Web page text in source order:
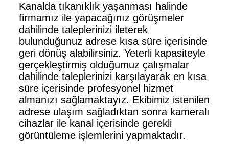
Kanalda tıkanıklık yaşanması halinde
firmamız ile yapacağınız görüşmeler
dahilinde taleplerinizi ileterek
bulunduğunuz adrese kısa süre içerisinde
geri dönüş alabilirsiniz. Yeterli kapasiteyle
gerçekleştirmiş olduğumuz çalışmalar
dahilinde taleplerinizi karşılayarak en kısa
süre içerisinde profesyonel hizmet
almanızı sağlamaktayız. Ekibimiz istenilen
adrese ulaşım sağladıktan sonra kameralı
cihazlar ile kanal içerisinde gerekli
görüntüleme işlemlerini yapmaktadır.